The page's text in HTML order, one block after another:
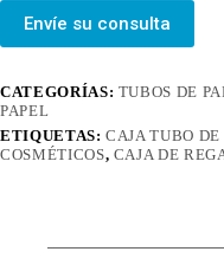
Envíe su consulta
CATEGORÍAS: TUBOS DE
PAPEL
ETIQUETAS:CAJA TUBO DE
COSMÉTICOS, CAJA DE